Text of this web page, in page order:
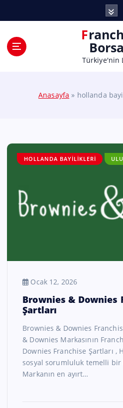
Franchise
Türkiye'nin
Anasayfa » hollanda
HOLLANDA BAYILIKLERI
Ocak 12, 2026
Brownies & Downies
Şartları
Brownies & Downies
& Downies Markasının
Downies Franchise Şartları ,
sosyal sorumluluk temelli
Markanın en ayırt…